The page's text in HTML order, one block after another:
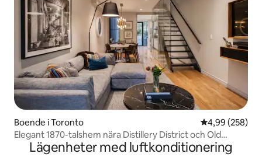
Boende i Toronto 4,99 av 5 i
4,99 (258)
Elegant 1870-talshem nära Distillery District och Old
Toronto
Lägenheter med luftkonditionering